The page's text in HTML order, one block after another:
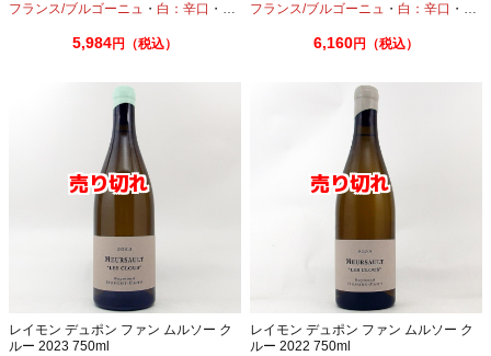
フランス/ブルゴーニュ ・ 白：辛口 ・ シャルドネ
5,984円（税込）
フランス/ブルゴーニュ ・ 白：辛口 ・ シ
6,160円（税込）
レイモン デュポン ファン ムルソー ク
ルー 2023 750ml
レイモン デュポン ファン ムルソー ク
ルー 2022 750ml